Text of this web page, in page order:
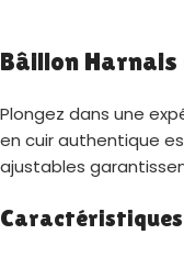
Bâillon
Plongez dans une
en cuir authentique
ajustables